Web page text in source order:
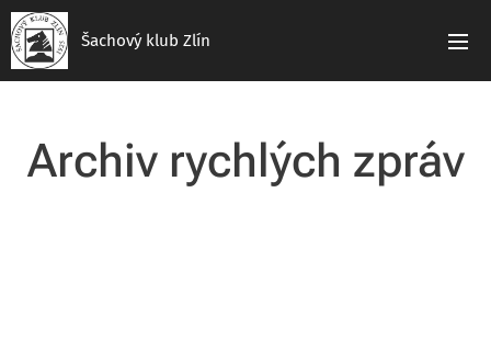
Šachový klub Zlín
Archiv rychlých zpráv